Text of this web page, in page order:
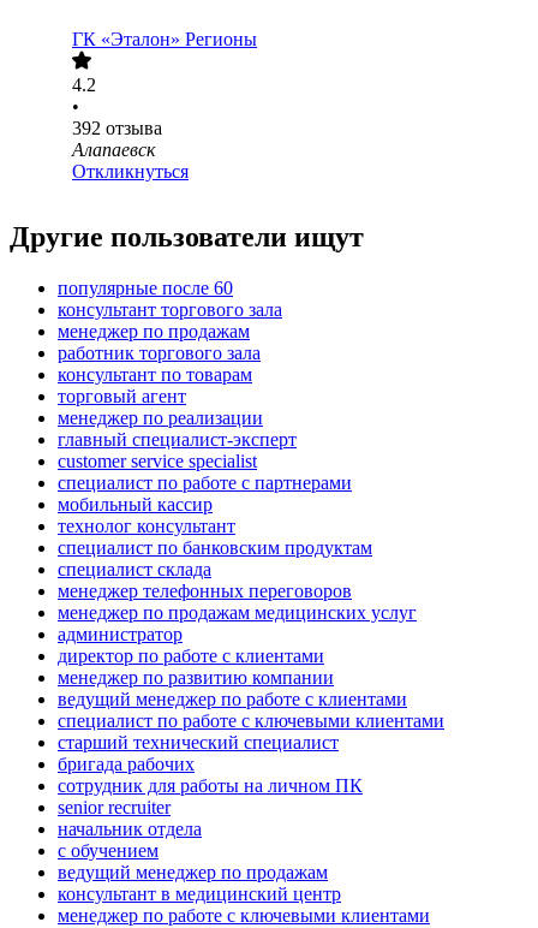
ГК «Эталон» Регионы
4.2
•
392 отзыва
Алапаевск
Откликнуться
Другие пользователи ищут
популярные после 60
консультант торгового зала
менеджер по продажам
работник торгового зала
консультант по товарам
торговый агент
менеджер по реализации
главный специалист-эксперт
customer service specialist
специалист по работе с партнерами
мобильный кассир
технолог консультант
специалист по банковским продуктам
специалист склада
менеджер телефонных переговоров
менеджер по продажам медицинских услуг
администратор
директор по работе с клиентами
менеджер по развитию компании
ведущий менеджер по работе с клиентами
специалист по работе с ключевыми клиентами
старший технический специалист
бригада рабочих
сотрудник для работы на личном ПК
senior recruiter
начальник отдела
с обучением
ведущий менеджер по продажам
консультант в медицинский центр
менеджер по работе с ключевыми клиентами